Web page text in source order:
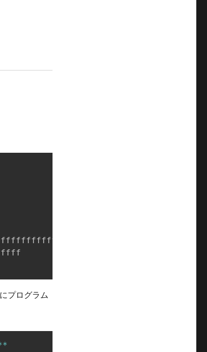
プログラム
*